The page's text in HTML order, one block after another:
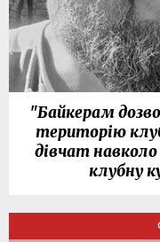
"Байкерам
територію
дівчат
клубну